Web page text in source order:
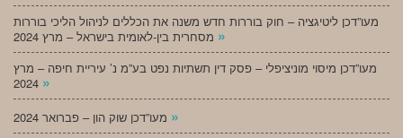
מעו”דכן ליטיגציה – חוק בוררות חדש משנה את הכללים לניהול הליכי בוררות
»
מעו”דכן מיסוי מוניציפלי – פסק דין תשתיות נפט בע”מ נ’ עיריית חיפה – מרץ
»
»